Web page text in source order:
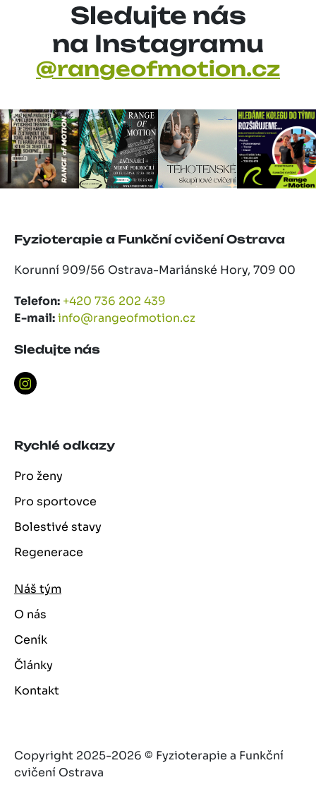
Sledujte nás
na Instagramu
@rangeofmotion.cz
Fyzioterapie a Funkční cvičení Ostrava
Korunní 909/56 Ostrava-Mariánské Hory, 709 00
Telefon: +420 736 202 439
E-mail:info@rangeofmotion.cz
Sledujte nás
Rychlé odkazy
Pro ženy
Pro sportovce
Bolestivé stavy
Regenerace
Náš tým
O nás
Ceník
Články
Kontakt
Copyright 2025-2026 © Fyzioterapie a Funkční
cvičení Ostrava